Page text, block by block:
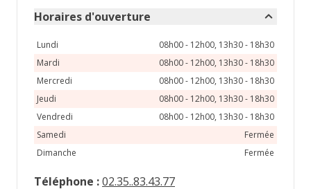
21 22 25
Horaires d'ouverture
Lundi
08h00 - 12h00, 13h30 - 18h30
Mardi
08h00 - 12h00, 13h30 - 18h30
Mercredi
08h00 - 12h00, 13h30 - 18h30
Jeudi
08h00 - 12h00, 13h30 - 18h30
Vendredi
08h00 - 12h00, 13h30 - 18h30
Samedi
Fermée
Dimanche
Fermée
Téléphone :02.35..83.43.77